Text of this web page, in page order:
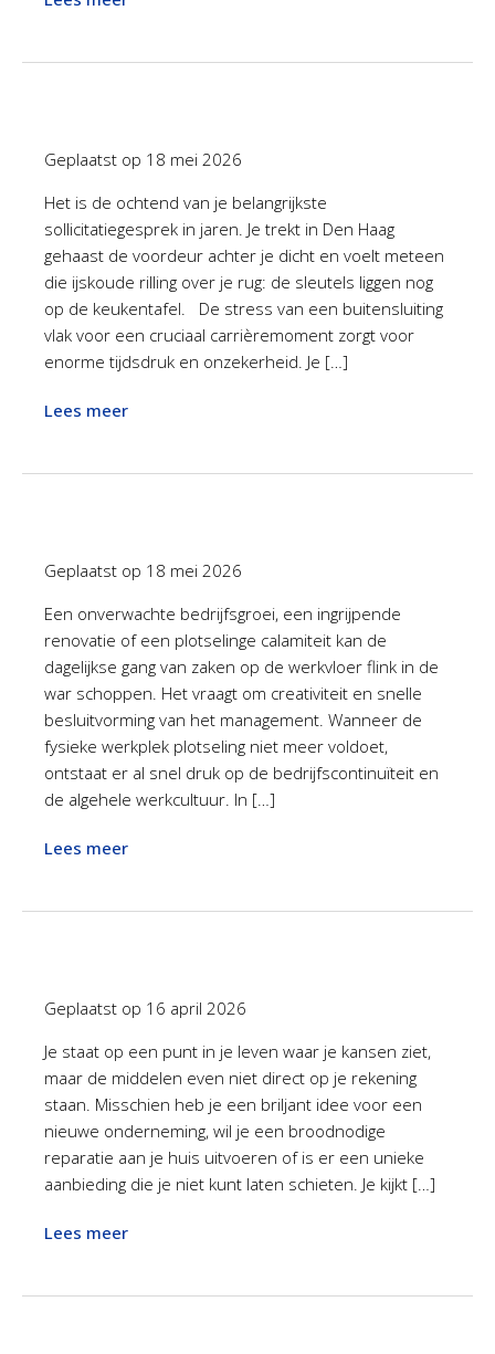
Geplaatst op 18 mei 2026
Het is de ochtend van je belangrijkste
sollicitatiegesprek in jaren. Je trekt in Den Haag
gehaast de voordeur achter je dicht en voelt meteen
die ijskoude rilling over je rug: de sleutels liggen nog
op de keukentafel. De stress van een buitensluiting
vlak voor een cruciaal carrièremoment zorgt voor
enorme tijdsdruk en onzekerheid. Je […]
Lees meer
Geplaatst op 18 mei 2026
Een onverwachte bedrijfsgroei, een ingrijpende
renovatie of een plotselinge calamiteit kan de
dagelijkse gang van zaken op de werkvloer flink in de
war schoppen. Het vraagt om creativiteit en snelle
besluitvorming van het management. Wanneer de
fysieke werkplek plotseling niet meer voldoet,
ontstaat er al snel druk op de bedrijfscontinuïteit en
de algehele werkcultuur. In […]
Lees meer
Geplaatst op 16 april 2026
Je staat op een punt in je leven waar je kansen ziet,
maar de middelen even niet direct op je rekening
staan. Misschien heb je een briljant idee voor een
nieuwe onderneming, wil je een broodnodige
reparatie aan je huis uitvoeren of is er een unieke
aanbieding die je niet kunt laten schieten. Je kijkt […]
Lees meer